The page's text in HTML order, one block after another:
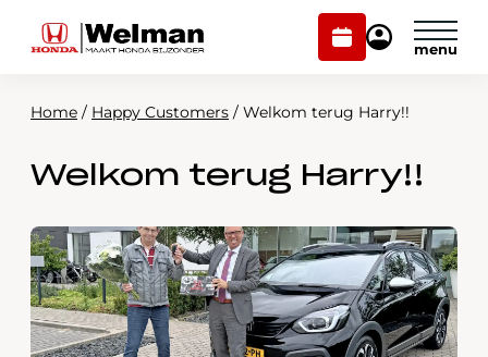
Plan
onderhoud
Mijn
Modellen
Voorraad
Onderhoud en service
Over ons
Webshop
Plan onderhoud
Mijn Honda Welman
Home / Happy Customers / Welkom terug Harry!!
Welkom terug Harry!!